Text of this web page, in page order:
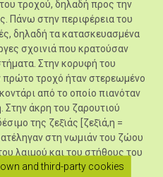
τροχού, δηλαδή προς την
Πάνω στην περιφέρεια του
δηλαδή τα κατασκευασμένα
σχοινιά που κρατούσαν
Στην κορυφή του
πρώτο τροχό ήταν στερεωμένο
από το οποίο πιανόταν
Στην άκρη του ζαρουτιού
της ζεξ̆ιάς [ζεξ̆ιά,η =
στη νωμιάν του ζώου
λαιμού και του στήθους του
[μουτταρκά,η = το
and third-party cookies